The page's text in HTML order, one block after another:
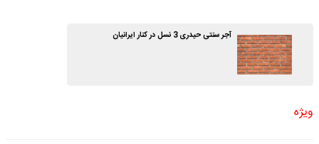
آجر سنتی حیدری 3 نسل در کنار ایرانیان
ویژه